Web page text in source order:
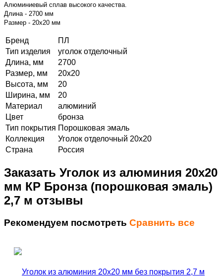
Алюминиевый сплав высокого качества.
Длина - 2700 мм
Размер - 20х20 мм
Бренд
ПЛ
Тип изделия
уголок отделочный
Длина, мм
2700
Размер, мм
20х20
Высота, мм
20
Ширина, мм
20
Материал
алюминий
Цвет
бронза
Тип покрытия Порошковая эмаль
Коллекция
Уголок отделочный 20х20
Страна
Россия
Заказать Уголок из алюминия 20х20
мм КР Бронза (порошковая эмаль)
2,7 м отзывы
Рекомендуем посмотреть Сравнить все